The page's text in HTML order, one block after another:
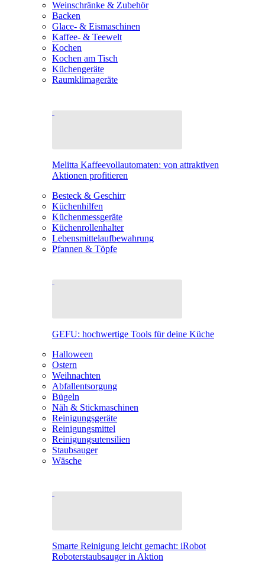
Weinschränke & Zubehör
Backen
Glace- & Eismaschinen
Kaffee- & Teewelt
Kochen
Kochen am Tisch
Küchengeräte
Raumklimageräte
Melitta Kaffeevollautomaten: von attraktiven
Aktionen profitieren
Besteck & Geschirr
Küchenhilfen
Küchenmessgeräte
Küchenrollenhalter
Lebensmittelaufbewahrung
Pfannen & Töpfe
GEFU: hochwertige Tools für deine Küche
Halloween
Ostern
Weihnachten
Abfallentsorgung
Bügeln
Näh & Stickmaschinen
Reinigungsgeräte
Reinigungsmittel
Reinigungsutensilien
Staubsauger
Wäsche
Smarte Reinigung leicht gemacht: iRobot
Roboterstaubsauger in Aktion